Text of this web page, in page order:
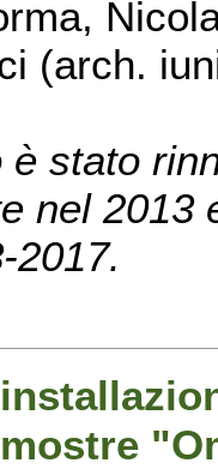
(arch.
stato
nel 2013
2017.